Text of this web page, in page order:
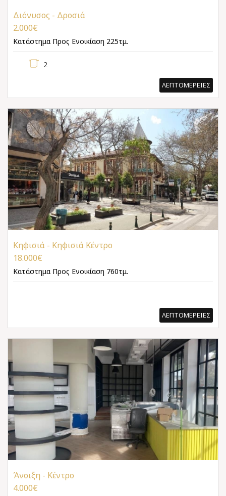
Διόνυσος - Δροσιά
2.000€
Κατάστημα Προς Ενοικίαση 225τμ.
2
ΛΕΠΤΟΜΕΡΕΙΕΣ
Κηφισιά - Κηφισιά Κέντρο
18.000€
Κατάστημα Προς Ενοικίαση 760τμ.
ΛΕΠΤΟΜΕΡΕΙΕΣ
Άνοιξη - Κέντρο
4.000€